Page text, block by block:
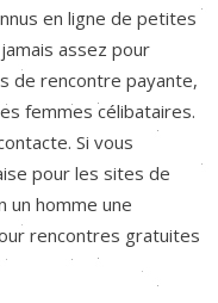
en ligne de petites
assez pour
de rencontre payante,
femmes célibataires.
Si vous
pour les sites de
un homme une
rencontres gratuites